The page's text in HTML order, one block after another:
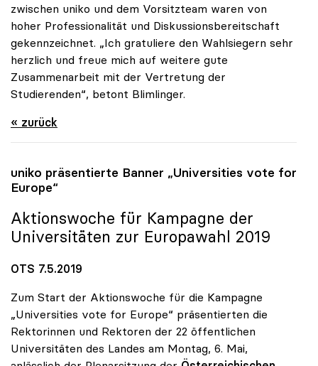
zwischen uniko und dem Vorsitzteam waren von
hoher Professionalität und Diskussionsbereitschaft
gekennzeichnet. „Ich gratuliere den Wahlsiegern sehr
herzlich und freue mich auf weitere gute
Zusammenarbeit mit der Vertretung der
Studierenden“, betont Blimlinger.
« zurück
uniko präsentierte Banner „Universities vote for
Europe“
Aktionswoche für Kampagne der
Universitäten zur Europawahl 2019
OTS 7.5.2019
Zum Start der Aktionswoche für die Kampagne
„Universities vote for Europe“ präsentierten die
Rektorinnen und Rektoren der 22 öffentlichen
Universitäten des Landes am Montag, 6. Mai,